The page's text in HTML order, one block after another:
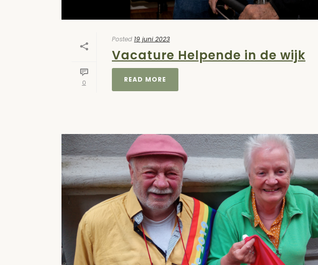
0
Posted 19 juni 2023
Vacature Helpende in de wijk
READ MORE